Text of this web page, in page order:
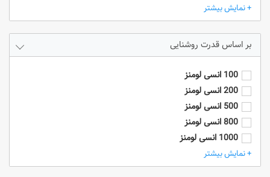
1920*1200/WUXGA
4k/3840*2160
HD - 1280*720
SXGA+ (1400 x 1050)
UXGA (1600 x 1200)
+ نمایش بیشتر
قدرت روشنایی
100 انسی لومنز
200 انسی لومنز
500 انسی لومنز
800 انسی لومنز
1000 انسی لومنز
2000 انسی لومنز
2500 انسی لومنز
+ نمایش بیشتر